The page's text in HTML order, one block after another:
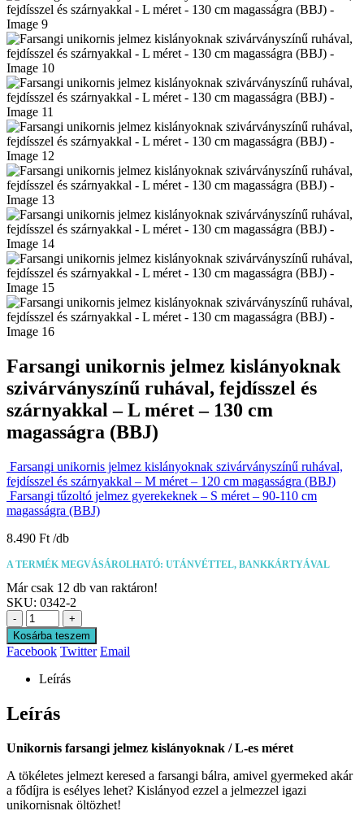
Farsangi unikornis jelmez kislányoknak
szivárványszínű ruhával, fejdísszel és
szárnyakkal – L méret – 130 cm
magasságra (BBJ)
Farsangi unikornis jelmez kislányoknak szivárványszínű ruhával,
fejdísszel és szárnyakkal – M méret – 120 cm magasságra (BBJ)
Farsangi tűzoltó jelmez gyerekeknek – S méret – 90-110 cm
magasságra (BBJ)
8.490 Ft
A TERMÉK MEGVÁSÁROLHATÓ: UTÁNVÉTTEL, BANKKÁRTYÁVAL
Már csak 12 db van raktáron!
SKU: 0342-2
-
+
Kosárba teszem
Facebook Twitter Email
Leírás
Leírás
Unikornis farsangi jelmez kislányoknak / L-es méret
A tökéletes jelmezt keresed a farsangi bálra, amivel gyermeked akár
a fődíjra is esélyes lehet? Kislányod ezzel a jelmezzel igazi
unikornisnak öltözhet!